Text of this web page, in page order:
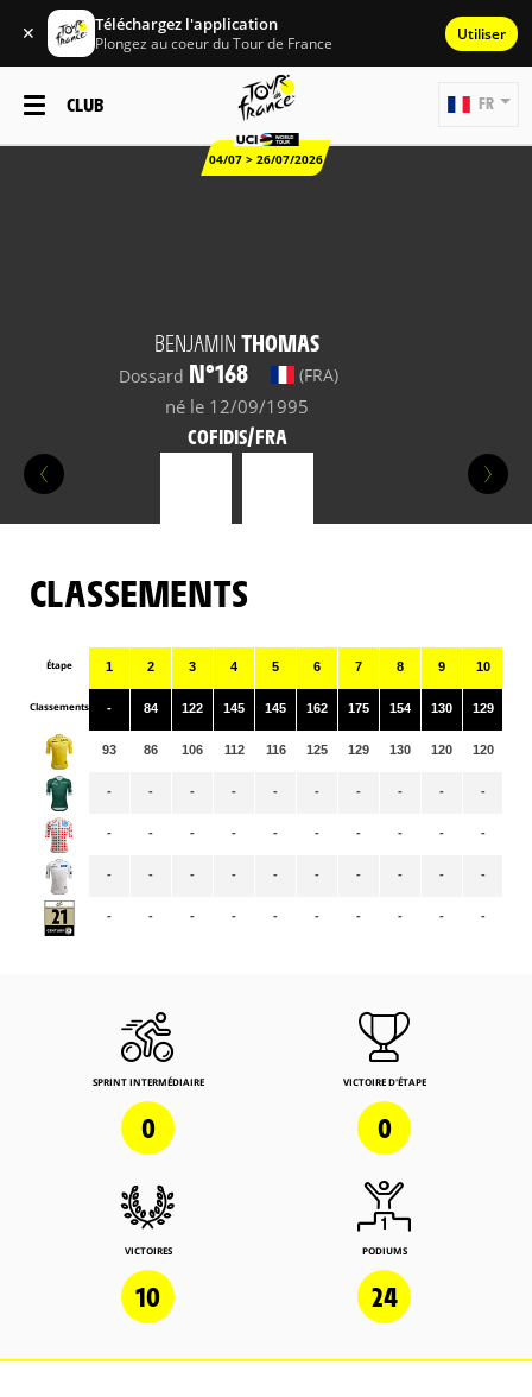
✕ Téléchargez l'application
Plongez au coeur du Tour de France Utiliser
CLUB
04/07 > 26/07/2026
FR
BENJAMIN THOMAS
Dossard N°168 (FRA)
né le 12/09/1995
COFIDIS/FRA
CLASSEMENTS
Étape
Classements
1
-
93
-
-
-
-
2
84
86
-
-
-
-
3
122
106
-
-
-
-
4
145
112
-
-
-
-
5
145
116
-
-
-
-
6
162
125
-
-
-
-
7
175
129
-
-
-
-
8
154
130
-
-
-
-
9
130
120
-
-
-
-
10
129
120
-
-
-
-
SPRINT INTERMÉDIAIRE
0
VICTOIRE D'ÉTAPE
0
VICTOIRES
10
PODIUMS
24